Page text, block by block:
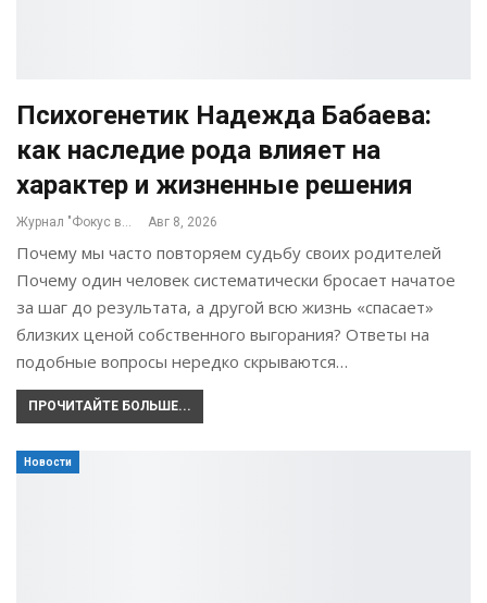
Психогенетик Надежда Бабаева:
как наследие рода влияет на
характер и жизненные решения
Авг 8, 2026
Почему мы часто повторяем судьбу своих родителей
Почему один человек систематически бросает начатое
за шаг до результата, а другой всю жизнь «спасает»
близких ценой собственного выгорания? Ответы на
подобные вопросы нередко скрываются…
ПРОЧИТАЙТЕ БОЛЬШЕ...
Новости